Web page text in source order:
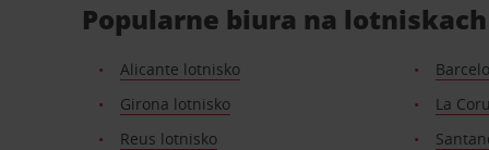
Popularne biura na
Alicante lotnisko
Girona lotnisko
La
Reus lotnisko